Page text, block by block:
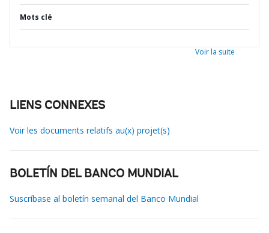
Mots clé
Voir la suite
LIENS CONNEXES
Voir les documents relatifs au(x) projet(s)
BOLETÍN DEL BANCO MUNDIAL
Suscríbase al boletín semanal del Banco Mundial